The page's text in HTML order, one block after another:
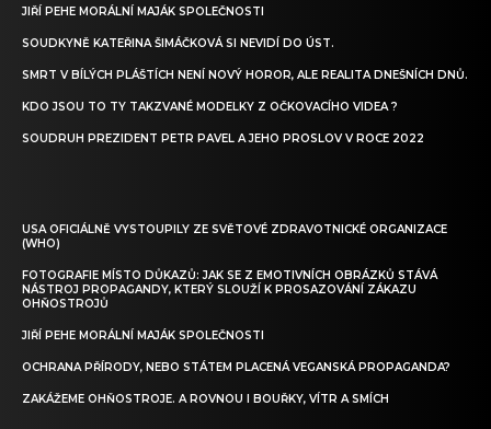
JIŘÍ PEHE MORÁLNÍ MAJÁK SPOLEČNOSTI
SOUDKYNĚ KATEŘINA ŠIMÁČKOVÁ SI NEVIDÍ DO ÚST.
SMRT V BÍLÝCH PLÁŠTÍCH NENÍ NOVÝ HOROR, ALE REALITA DNEŠNÍCH DNŮ.
KDO JSOU TO TY TAKZVANÉ MODELKY Z OČKOVACÍHO VIDEA ?
SOUDRUH PREZIDENT PETR PAVEL A JEHO PROSLOV V ROCE 2022
USA OFICIÁLNĚ VYSTOUPILY ZE SVĚTOVÉ ZDRAVOTNICKÉ ORGANIZACE
(WHO)
FOTOGRAFIE MÍSTO DŮKAZŮ: JAK SE Z EMOTIVNÍCH OBRÁZKŮ STÁVÁ
NÁSTROJ PROPAGANDY, KTERÝ SLOUŽÍ K PROSAZOVÁNÍ ZÁKAZU
OHŇOSTROJŮ
JIŘÍ PEHE MORÁLNÍ MAJÁK SPOLEČNOSTI
OCHRANA PŘÍRODY, NEBO STÁTEM PLACENÁ VEGANSKÁ PROPAGANDA?
ZAKÁŽEME OHŇOSTROJE. A ROVNOU I BOUŘKY, VÍTR A SMÍCH